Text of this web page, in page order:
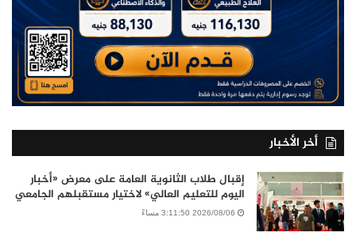
أخر الأخبار
إقبال طلاب الثانوية العامة على معرض «أخبار
اليوم للتعليم العالي» لاختيار مستقبلهم الجامعي
2026/08/06 3:11:50 مساءً